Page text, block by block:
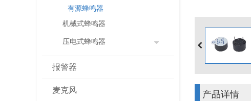
有源蜂鸣器
机械式蜂鸣器
压电式蜂鸣器
报警器
麦克风 产品详情